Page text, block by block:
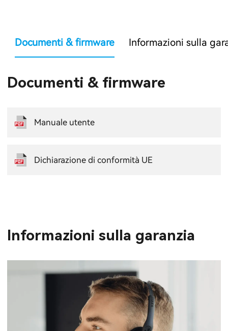
Documenti & firmware Informazioni sulla
Documenti & firmware
Manuale utente
Dichiarazione di conformità UE
Informazioni sulla garanzia